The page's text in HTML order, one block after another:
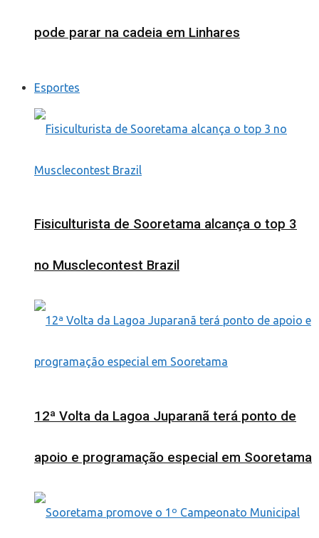
pode parar na cadeia em Linhares
Esportes
Fisiculturista de Sooretama alcança o top 3
no Musclecontest Brazil
12ª Volta da Lagoa Juparanã terá ponto de
apoio e programação especial em Sooretama